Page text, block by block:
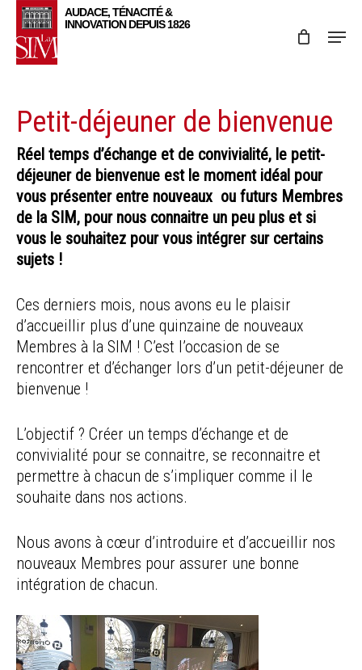
Skip
main
Menu
Petit-déjeuner de bienvenue
Réel temps d’échange et de convivialité, le petit-
déjeuner de bienvenue est le moment idéal pour
vous présenter entre nouveaux ou futurs Membres
de la SIM, pour nous connaitre un peu plus et si
vous le souhaitez pour vous intégrer sur certains
sujets !
Ces derniers mois, nous avons eu le plaisir
d’accueillir plus d’une quinzaine de nouveaux
Membres à la SIM ! C’est l’occasion de se
rencontrer et d’échanger lors d’un petit-déjeuner de
bienvenue !
L’objectif ? Créer un temps d’échange et de
convivialité pour se connaitre, se reconnaitre et
permettre à chacun de s’impliquer comme il le
souhaite dans nos actions.
Nous avons à cœur d’introduire et d’accueillir nos
nouveaux Membres pour assurer une bonne
intégration de chacun.